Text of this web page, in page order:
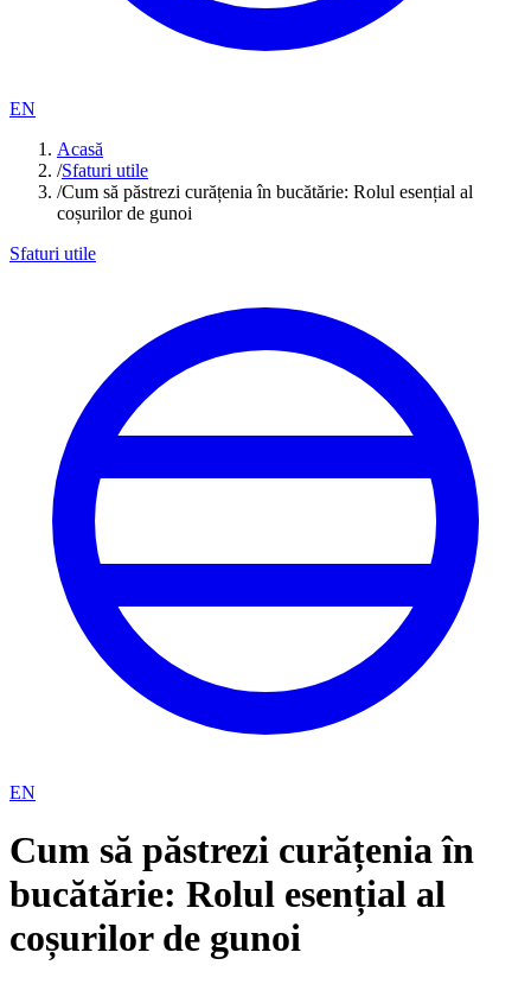
EN
Acasă
/Sfaturi utile
/Cum să păstrezi curățenia în bucătărie: Rolul esențial al
coșurilor de gunoi
Sfaturi utile
EN
Cum să păstrezi curățenia în
bucătărie: Rolul esențial al
coșurilor de gunoi